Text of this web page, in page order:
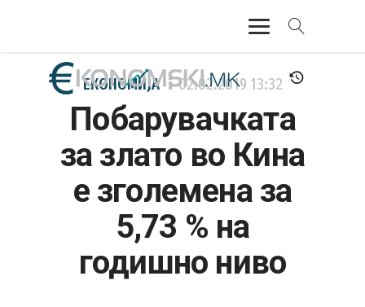
АКТУЕЛНО
ЕКОНОМИЈА
ФИНАНСИИ
БАНКАРСТВО
МОЗАИК
ЕКОНОМИЈА 02.02.2019 13:32
Побарувачката
за злато во Кина
е зголемена за
5,73 % на
годишно ниво